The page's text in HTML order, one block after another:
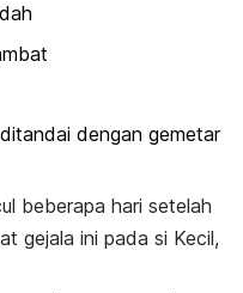
dengan gemetar
beberapa hari setelah
gejala ini pada si Kecil,